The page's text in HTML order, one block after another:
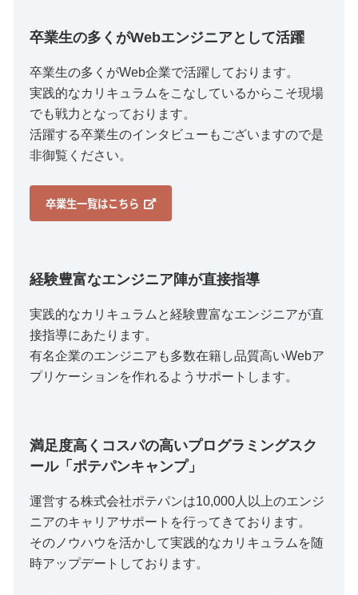
卒業生の多くがWebエンジニアとして活躍
卒業生の多くがWeb企業で活躍しております。
実践的なカリキュラムをこなしているからこそ現場
でも戦力となっております。
活躍する卒業生のインタビューもございますので是
非御覧ください。
卒業生一覧はこちら
経験豊富なエンジニア陣が直接指導
実践的なカリキュラムと経験豊富なエンジニアが直
接指導にあたります。
有名企業のエンジニアも多数在籍し品質高いWebア
プリケーションを作れるようサポートします。
満足度高くコスパの高いプログラミングスク
ール「ポテパンキャンプ」
運営する株式会社ポテパンは10,000人以上のエンジ
ニアのキャリアサポートを行ってきております。
そのノウハウを活かして実践的なカリキュラムを随
時アップデートしております。